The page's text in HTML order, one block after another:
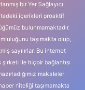
bir Yer Sağlayıcı
içerikleri proaktif
bulunmamaktadır.
taşımakta olup,
sayılırlar. Bu internet
ile hiçbir bağlantısı
makaleler
niteliği taşımamakta